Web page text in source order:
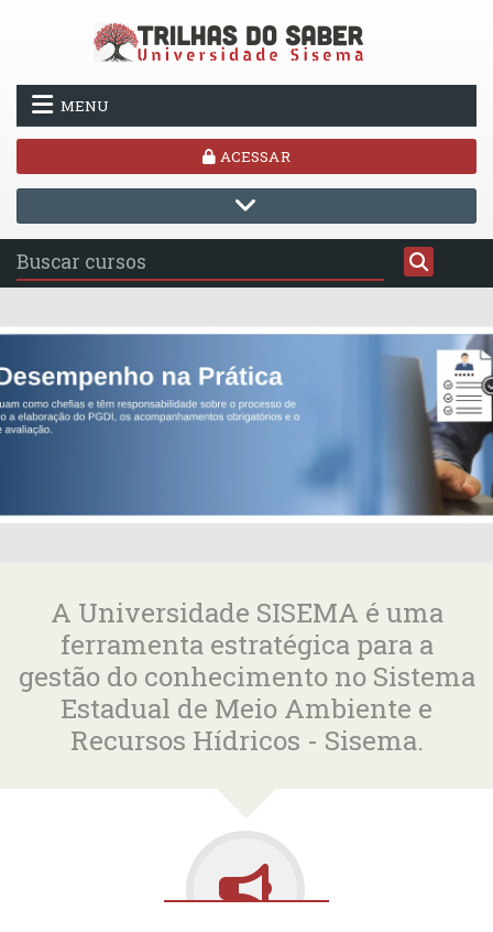
MENU
ACESSAR
A Universidade SISEMA é uma
ferramenta estratégica para a
gestão do conhecimento no Sistema
Estadual de Meio Ambiente e
Recursos Hídricos - Sisema.